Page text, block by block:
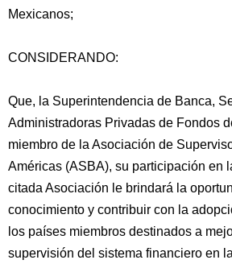
Mexicanos;
CONSIDERANDO:
Que, la Superintendencia de Banca,
Administradoras Privadas de Fondos
miembro de la Asociación de
Américas (ASBA), su participación en
citada Asociación le brindará la
conocimiento y contribuir con la
los países miembros destinados a
supervisión del sistema financiero en